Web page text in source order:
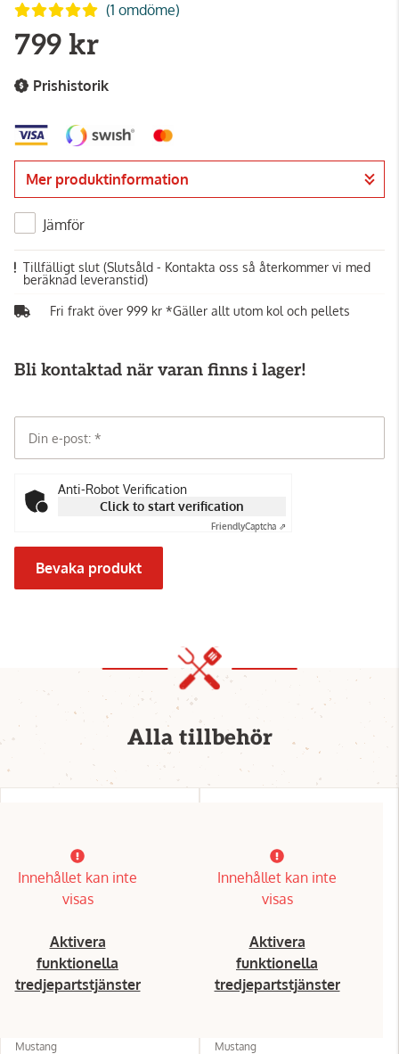
(1 omdöme)
799 kr
Prishistorik
Mer produktinformation
Jämför
Tillfälligt slut (Slutsåld - Kontakta oss så återkommer vi med
beräknad leveranstid)
Fri frakt över 999 kr *Gäller allt utom kol och pellets
Bli kontaktad när varan finns i lager!
Din e-post:
Anti-Robot Verification
Click to start verification
FriendlyCaptcha ⇗
Bevaka produkt
Alla tillbehör
Innehållet kan inte
visas
Aktivera
funktionella
tredjepartstjänster
Mustang
Innehållet kan inte
visas
Aktivera
funktionella
tredjepartstjänster
Mustang